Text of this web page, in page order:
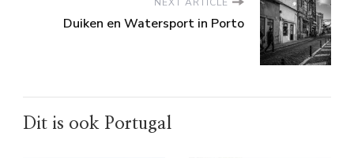
Duiken en Watersport in Porto
Dit is ook Portugal